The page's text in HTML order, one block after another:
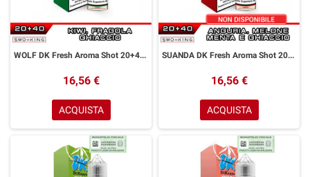
WOLF DK Fresh Aroma Shot 20+40 ml Easy Vape Anguria Kiwi Fragola Ice
16,56 €
ACQUISTA
SUANDA DK Fresh Aroma Shot 20+40 ml Easy Vape Anguria Melone Menta Ice
16,56 €
ACQUISTA